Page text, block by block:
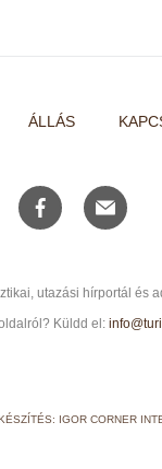
ÁLLÁS
utazási hírportál és
Küldd el:
IGOR CORNER